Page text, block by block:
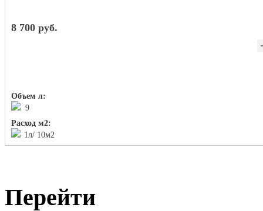
8 700 руб.
Объем л:
9
Расход м2:
1л/ 10м2
Перейти